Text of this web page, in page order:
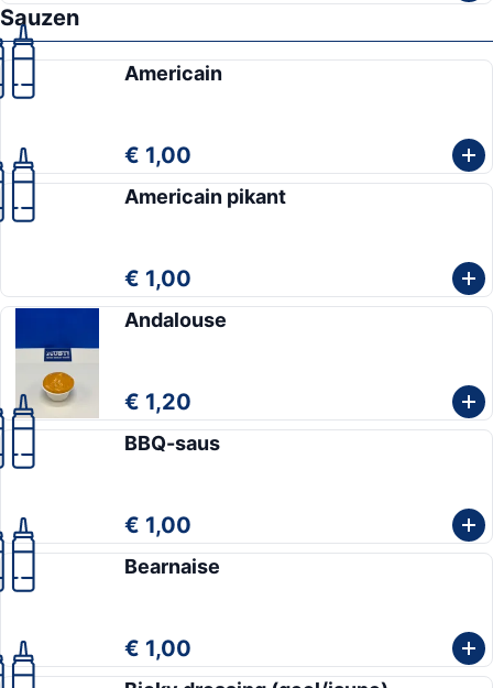
Sauzen
Americain
€ 1,00
Americain pikant
€ 1,00
Andalouse
€ 1,20
BBQ-saus
€ 1,00
Bearnaise
€ 1,00